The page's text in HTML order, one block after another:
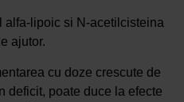
alfa-lipoic si N-acetilcisteina
ajutor.
cu doze crescute de
deficit, poate duce la efecte